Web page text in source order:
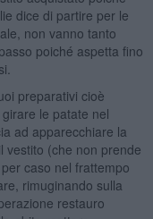
dice di partire per le
non vanno tanto
poiché aspetta fino
preparativi cioè
le patate nel
ad apparecchiare la
vestito (che non prende
caso nel frattempo
rimuginando sulla
restauro